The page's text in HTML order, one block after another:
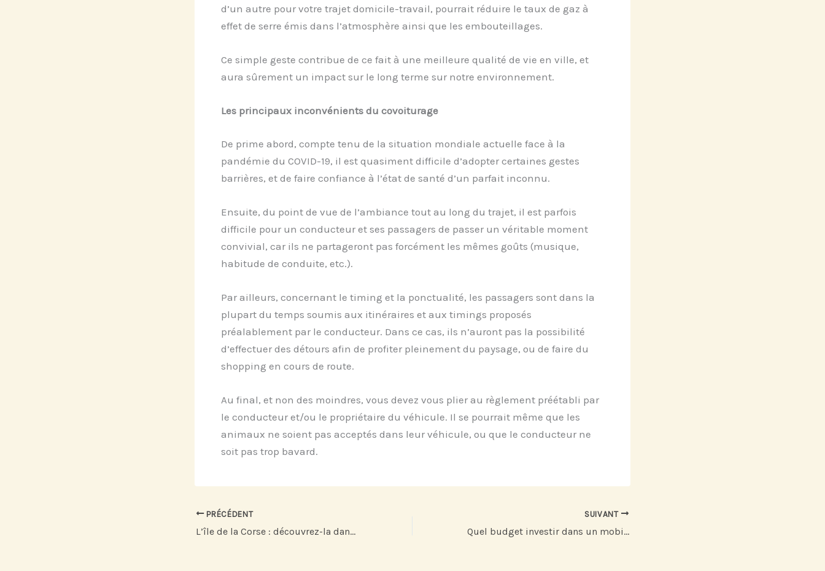
d’un autre pour votre trajet domicile-travail, pourrait réduire le taux de gaz à
effet de serre émis dans l’atmosphère ainsi que les embouteillages.
Ce simple geste contribue de ce fait à une meilleure qualité de vie en ville, et
aura sûrement un impact sur le long terme sur notre environnement.
Les principaux inconvénients du covoiturage
De prime abord, compte tenu de la situation mondiale actuelle face à la
pandémie du COVID-19, il est quasiment difficile d’adopter certaines gestes
barrières, et de faire confiance à l’état de santé d’un parfait inconnu.
Ensuite, du point de vue de l’ambiance tout au long du trajet, il est parfois
difficile pour un conducteur et ses passagers de passer un véritable moment
convivial, car ils ne partageront pas forcément les mêmes goûts (musique,
habitude de conduite, etc.).
Par ailleurs, concernant le timing et la ponctualité, les passagers sont dans la
plupart du temps soumis aux itinéraires et aux timings proposés
préalablement par le conducteur. Dans ce cas, ils n’auront pas la possibilité
d’effectuer des détours afin de profiter pleinement du paysage, ou de faire du
shopping en cours de route.
Au final, et non des moindres, vous devez vous plier au règlement préétabli par
le conducteur et/ou le propriétaire du véhicule. Il se pourrait même que les
animaux ne soient pas acceptés dans leur véhicule, ou que le conducteur ne
soit pas trop bavard.
PRÉCÉDENT
L’île de la Corse : découvrez-la dans toute sa beauté
SUIVANT
Quel budget investir dans un mobile home ?